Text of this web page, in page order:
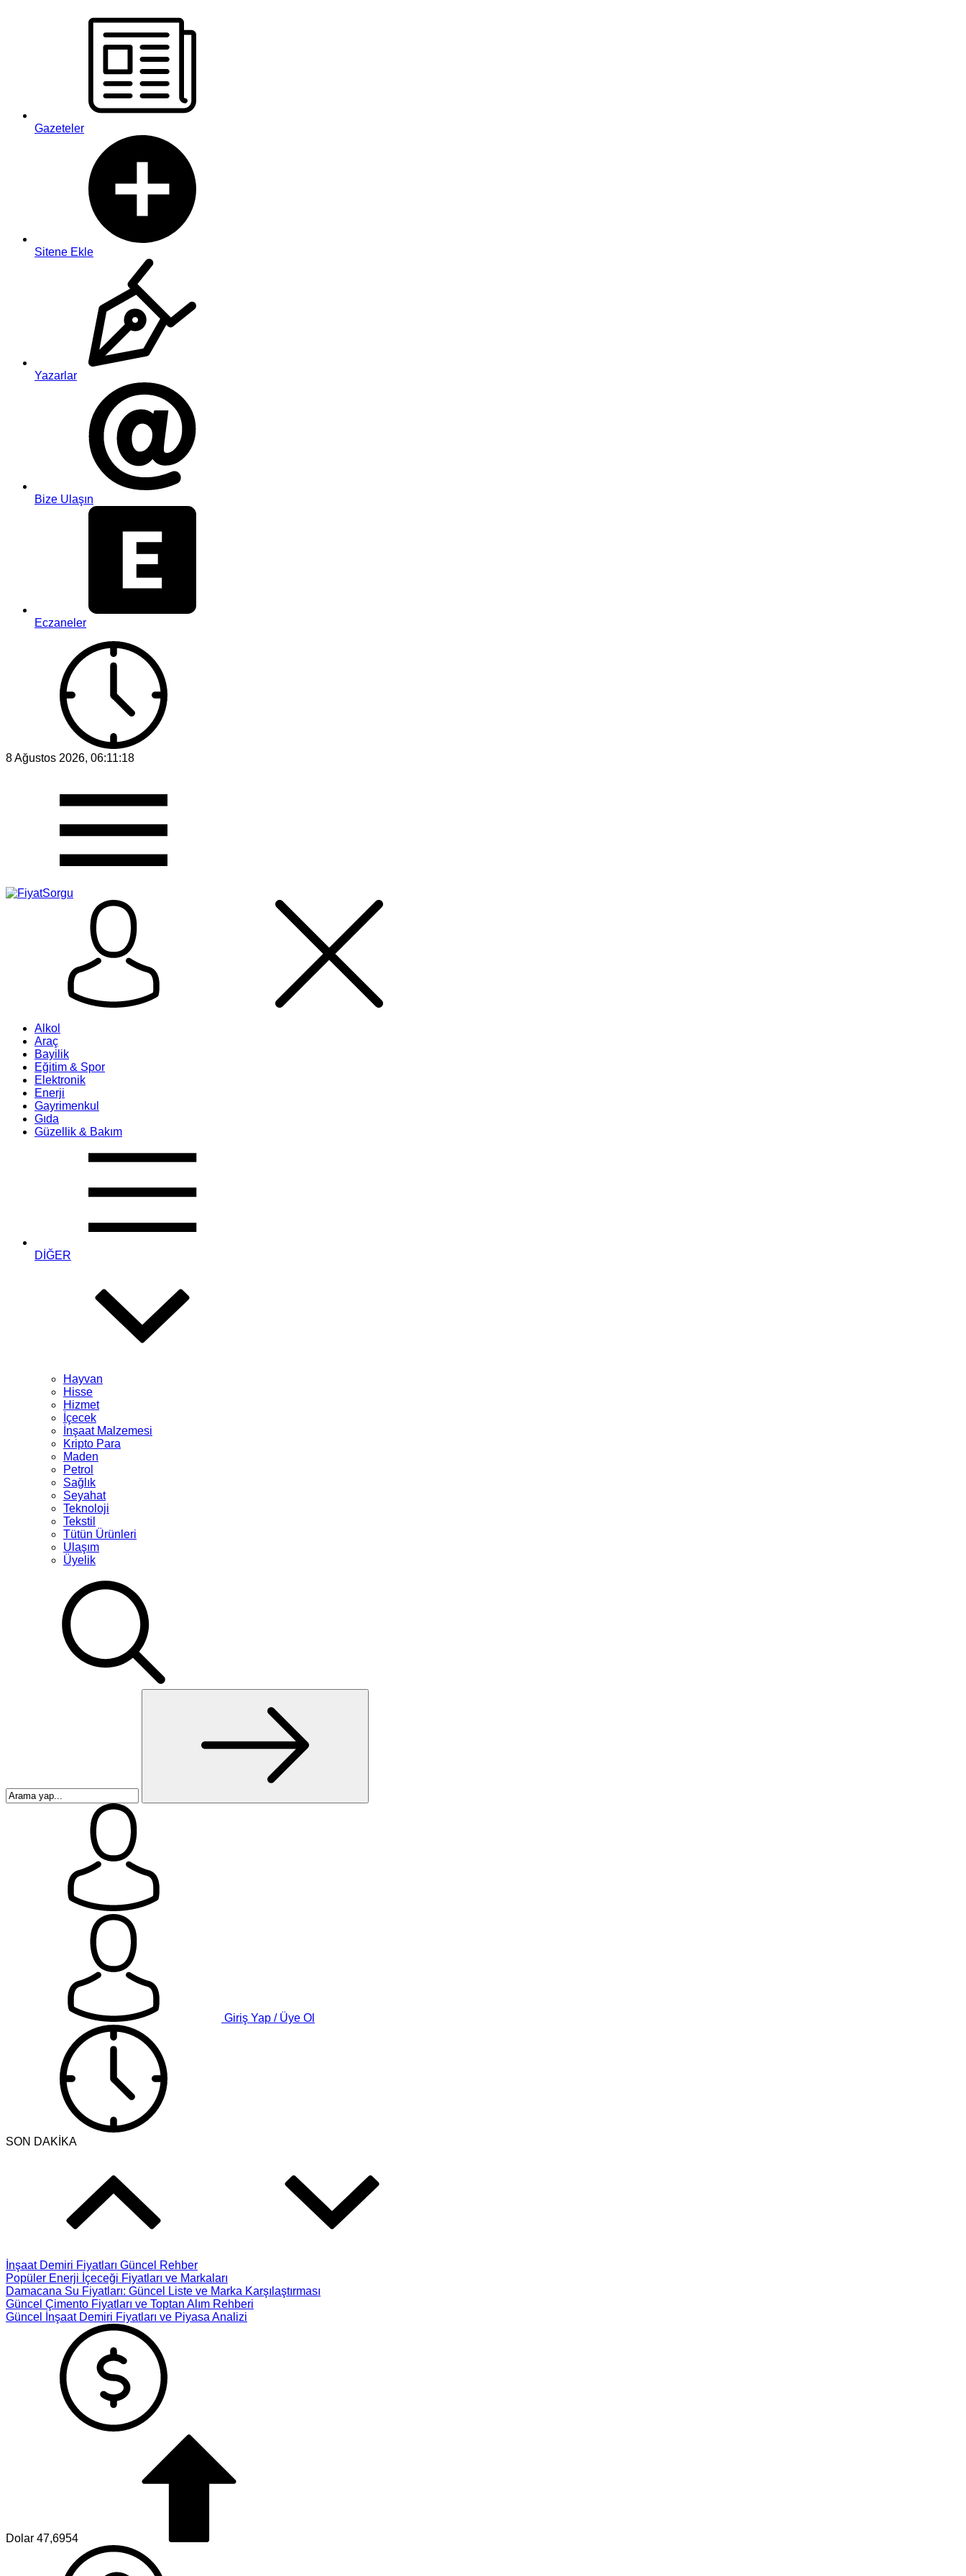
Gazeteler
Sitene Ekle
Yazarlar
Bize Ulaşın
Eczaneler
8 Ağustos 2026, 06:11:18
Alkol
Araç
Bayilik
Eğitim & Spor
Elektronik
Enerji
Gayrimenkul
Gıda
Güzellik & Bakım
DİĞER
Hayvan
Hisse
Hizmet
İçecek
İnşaat Malzemesi
Kripto Para
Maden
Petrol
Sağlık
Seyahat
Teknoloji
Tekstil
Tütün Ürünleri
Ulaşım
Üyelik
Giriş Yap / Üye Ol
SON DAKİKA
İnşaat Demiri Fiyatları Güncel Rehber
Popüler Enerji İçeceği Fiyatları ve Markaları
Damacana Su Fiyatları: Güncel Liste ve Marka Karşılaştırması
Güncel Çimento Fiyatları ve Toptan Alım Rehberi
Güncel İnşaat Demiri Fiyatları ve Piyasa Analizi
Dolar 47,6954